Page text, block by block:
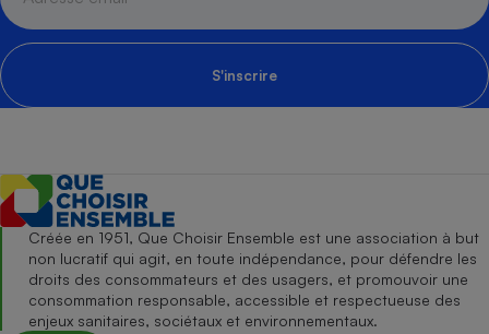
S'inscrire
Créée en 1951, Que Choisir Ensemble est une association à but
non lucratif qui agit, en toute indépendance, pour défendre les
droits des consommateurs et des usagers, et promouvoir une
consommation responsable, accessible et respectueuse des
enjeux sanitaires, sociétaux et environnementaux.